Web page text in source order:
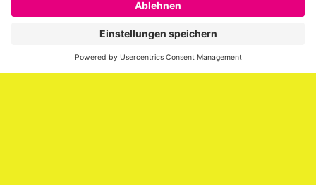
er über die Themen Employer Branding,